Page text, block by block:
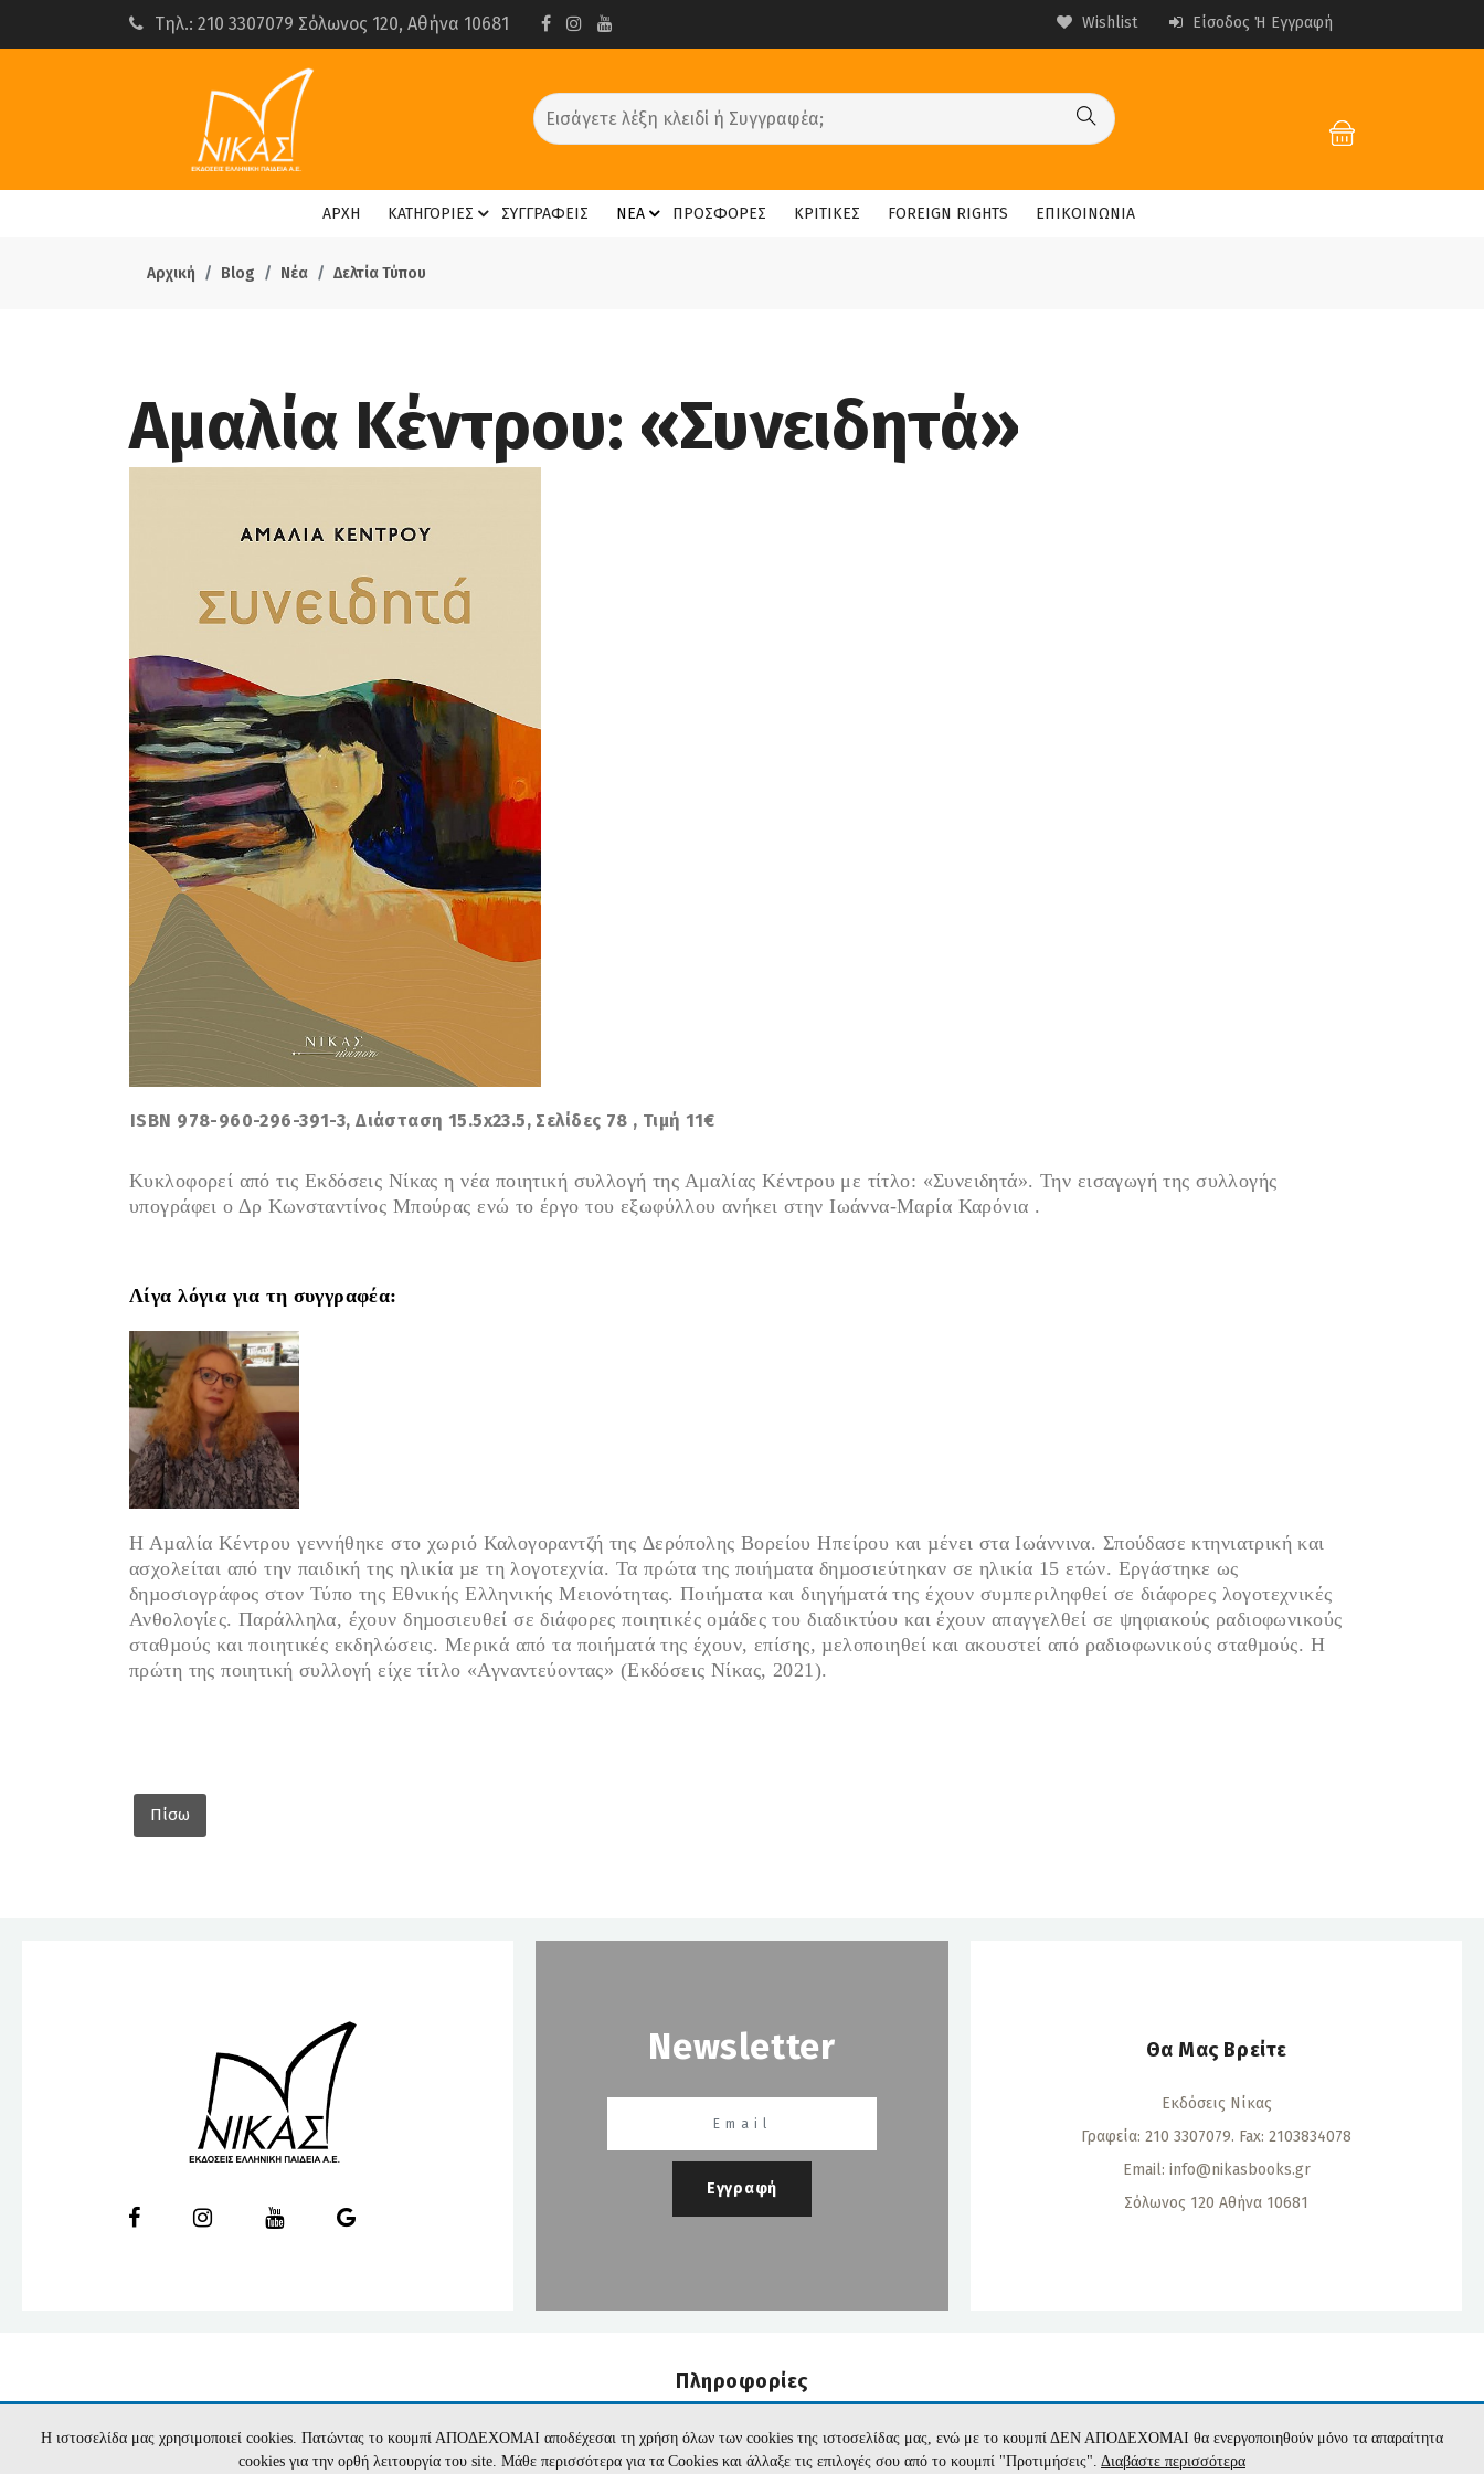
Τηλ.: 210 3307079 Σόλωνος 120, Αθήνα 10681 Wishlist Είσοδος Ή Εγγραφή
ΑΡΧΗ ΚΑΤΗΓΟΡΙΕΣ ΣΥΓΓΡΑΦΕΙΣ ΝΕΑ ΠΡΟΣΦΟΡΕΣ ΚΡΙΤΙΚΕΣ FOREIGN RIGHTS ΕΠΙΚΟΙΝΩΝΙΑ
Αρχική Blog Νέα Δελτία Τύπου
Αμαλία Κέντρου: «Συνειδητά»
ISBN 978-960-296-391-3, Διάσταση 15.5x23.5, Σελίδες 78 , Τιμή 11€
Κυκλοφορεί από τις Εκδόσεις Νίκας η νέα ποιητική συλλογή της Αμαλίας Κέντρου με τίτλο: «Συνειδητά». Την εισαγωγή της συλλογής
υπογράφει ο Δρ Κωνσταντίνος Μπούρας ενώ το έργο του εξωφύλλου ανήκει στην Ιωάννα-Μαρία Καρόνια .
Λίγα λόγια για τη συγγραφέα:
Η Αµαλία Κέντρου γεννήθηκε στο χωριό Καλογοραντζή της ∆ερόπολης Βορείου Ηπείρου και µένει στα Ιωάννινα. Σπούδασε κτηνιατρική και
ασχολείται από την παιδική της ηλικία µε τη λογοτεχνία. Τα πρώτα της ποιήµατα δηµοσιεύτηκαν σε ηλικία 15 ετών. Εργάστηκε ως
δηµοσιογράφος στον Τύπο της Εθνικής Ελληνικής Μειονότητας. Ποιήµατα και διηγήµατά της έχουν συµπεριληφθεί σε διάφορες λογοτεχνικές
Ανθολογίες. Παράλληλα, έχουν δηµοσιευθεί σε διάφορες ποιητικές οµάδες του διαδικτύου και έχουν απαγγελθεί σε ψηφιακούς ραδιοφωνικούς
σταθµούς και ποιητικές εκδηλώσεις. Μερικά από τα ποιήµατά της έχουν, επίσης, µελοποιηθεί και ακουστεί από ραδιοφωνικούς σταθµούς. Η
πρώτη της ποιητική συλλογή είχε τίτλο «Αγναντεύοντας» (Εκδόσεις Νίκας, 2021).
Πίσω
Newsletter
Εγγραφή
Θα Μας Βρείτε
Εκδόσεις Νίκας
Γραφεία: 210 3307079. Fax: 2103834078
Email: info@nikasbooks.gr
Σόλωνος 120 Αθήνα 10681
Πληροφορίες
Η ιστοσελίδα μας χρησιμοποιεί cookies. Πατώντας το κουμπί ΑΠΟΔΕΧΟΜΑΙ αποδέχεσαι τη χρήση όλων των cookies της ιστοσελίδας μας, ενώ με το κουμπί ΔΕΝ ΑΠΟΔΕΧΟΜΑΙ θα ενεργοποιηθούν μόνο τα απαραίτητα
cookies για την ορθή λειτουργία του site. Μάθε περισσότερα για τα Cookies και άλλαξε τις επιλογές σου από το κουμπί "Προτιμήσεις". Διαβάστε περισσότερα